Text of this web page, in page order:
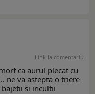
Link la comentariu
ca aurul plecat cu
ne va astepta o triere
si incultii